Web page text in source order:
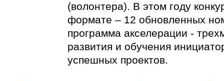
(волонтера). В этом году
формате – 12 обновленных
программа акселерации -
развития и обучения
успешных проектов.